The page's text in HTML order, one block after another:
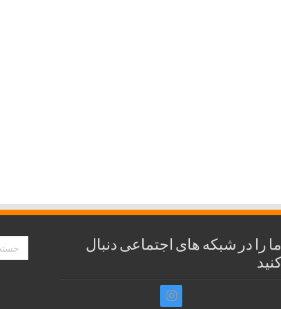
ما را در شبکه های اجتماعی دنبال
کنید